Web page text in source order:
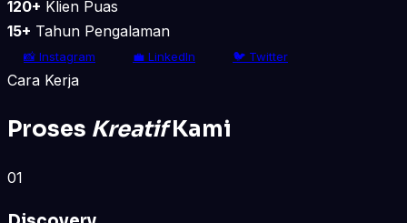
120+ Klien Puas
15+ Tahun Pengalaman
📸 Instagram 💼 LinkedIn 🐦 Twitter
Cara Kerja
Proses KreatifKami
01